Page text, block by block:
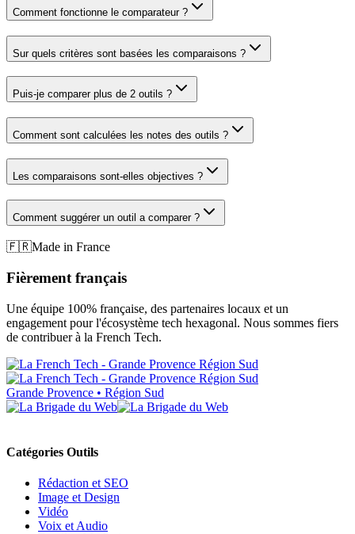
Comment fonctionne le comparateur ?
Sur quels critères sont basées les comparaisons ?
Puis-je comparer plus de 2 outils ?
Comment sont calculées les notes des outils ?
Les comparaisons sont-elles objectives ?
Comment suggérer un outil a comparer ?
🇫🇷Made in France
Fièrement français
Une équipe 100% française, des partenaires locaux et un
engagement pour l'écosystème tech hexagonal. Nous sommes fiers
de contribuer à la French Tech.
Grande Provence • Région Sud
Catégories Outils
Rédaction et SEO
Image et Design
Vidéo
Voix et Audio